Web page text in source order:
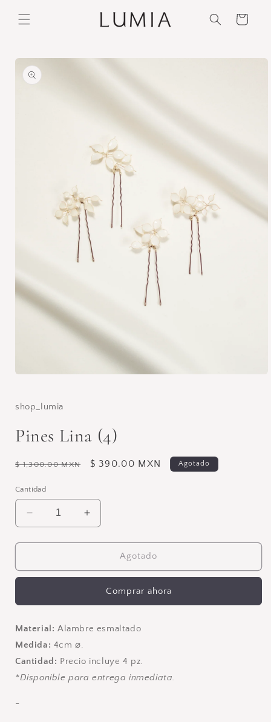
directamente
al contenido
Carrito
directamente
información
1
ventana
modal
shop_lumia
Pines Lina (4)
Precio
$ 1,300.00 MXN
Precio
$ 390.00 MXN Agotado
Cantidad
Reducir
cantidad
para
Lina
Aumentar
cantidad
para
Lina
Agotado
Comprar ahora
Material: Alambre esmaltado
Medida: 4cm ⌀.
Cantidad: Precio incluye 4 pz.
*Disponible para entrega inmediata.
-